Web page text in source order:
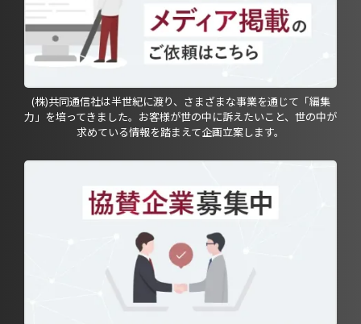
(株)共同通信社は半世紀に渡り、さまざまな事業を通じて「編集
力」を培ってきました。お客様が世の中に訴えたいこと、世の中が
求めている情報を踏まえて企画立案します。